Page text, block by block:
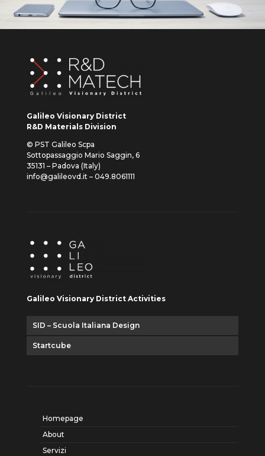
Galileo Visionary District
R&D Materials Division
© PST Galileo Scpa
Sottopassaggio Mario Saggin, 6
35131 – Padova (Italy)
info@galileovd.it – 049.8061111
Galileo Visionary District Activities
SID – Scuola Italiana Design
Startcube
Homepage
About
Servizi